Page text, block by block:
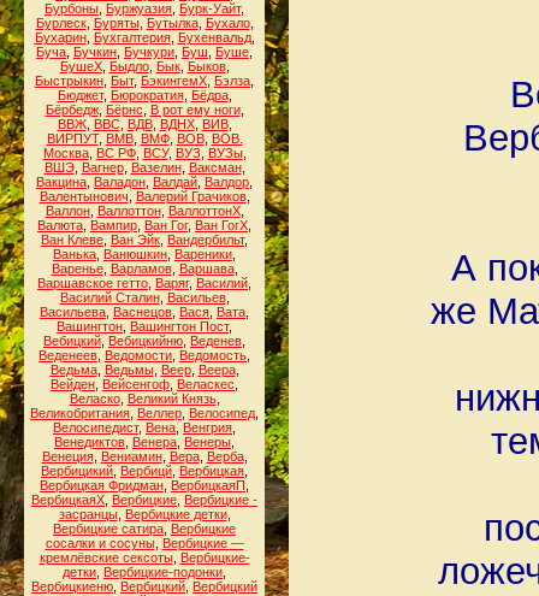
Бурбоны Буржуазия Бурк-Уайт,
Бурлеск, Буряты, Бутылка, Бухало,
Бухарин, Бухгалтерия, Бухенвальд,
Буча Бучкин Бучкури Буш Буше
БушеХ, Быдло, Бык, Быков,
Быстрыкин Быт, БэкингемХ Бэлза
Бюджет, Бюрократия, Бёдра,
Бёрбедж, Бёрнс В рот ему ноги,
ВВЖ, ВВС, ВДВ, ВДНХ, ВИВ,
ВИРПУТ, ВМВ, ВМФ, ВОВ, ВОВ.
Москва, ВС РФ, ВСУ, ВУЗ ВУЗы,
ВШЭ, Вагнер, Вазелин, Ваксман,
Вакцина Валадон Валдай Валдор
Валентынович
Валерий Грачиков,
Валлон, Валлоттон, ВаллоттонХ,
Валюта Вампир Ван Гог, Ван ГогХ
Ван Клеве Ван Эйк Вандербильт,
Ванька Ванюшкин Вареники
Варенье, Варламов, Варшава,
Варшавское гетто Варяг, Василий
Василий Сталин, Васильев,
Васильева Васнецов Вася Вата
Вашингтон Вашингтон Пост,
Вебицкий Вебицкийню Веденев
Веденеев Ведомости Ведомость
Ведьма, Ведьмы, Веер, Веера,
Вейден Вейсенгоф Веласкес
Веласко, Великий Князь,
Великобритания Веллер Велосипед
Велосипедист, Вена Венгрия
Венедиктов Венера Венеры
Венеция, Вениамин, Вера, Верба,
Вербицикий Вербицй Вербицкая
Вербицкая Фридман ВербицкаяП
ВербицкаяХ Вербицкие Вербицкие -
засранцы, Вербицкие детки,
Вербицкие сатира Вербицкие
сосалки и сосуны, Вербицкие —
кремлёвские сексоты, Вербицкие-
детки Вербицкие-подонки
Вербицкиеню Вербицкий Вербицкий
А
же